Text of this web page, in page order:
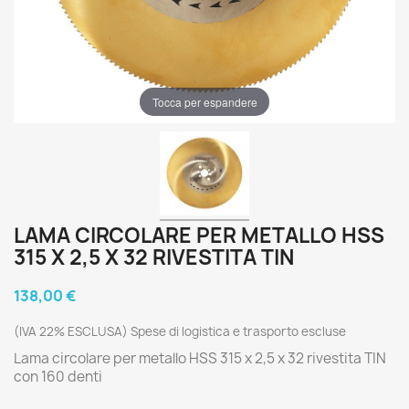
Tocca per espandere
LAMA CIRCOLARE PER METALLO HSS
315 X 2,5 X 32 RIVESTITA TIN
138,00 €
(IVA 22% ESCLUSA) Spese di logistica e trasporto escluse
Lama circolare per metallo HSS 315 x 2,5 x 32 rivestita TIN
con 160 denti